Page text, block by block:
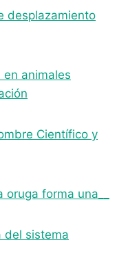
desplazamiento
animales
Científico y
forma una__
del sistema